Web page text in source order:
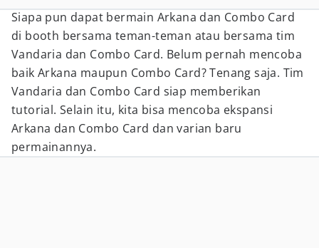
Siapa pun dapat bermain Arkana dan Combo Card
di booth bersama teman-teman atau bersama tim
Vandaria dan Combo Card. Belum pernah mencoba
baik Arkana maupun Combo Card? Tenang saja. Tim
Vandaria dan Combo Card siap memberikan
tutorial. Selain itu, kita bisa mencoba ekspansi
Arkana dan Combo Card dan varian baru
permainannya.